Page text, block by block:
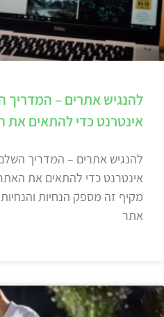
להנגיש אתרים – המדריך
אינטרנט כדי להתאים את
להנגיש אתרים – המדריך
אינטרנט כדי להתאים את
מקיף זה מספק הנחיות
אתר